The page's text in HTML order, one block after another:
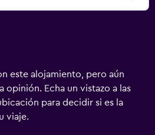
este alojamiento, pero aún
opinión. Echa un vistazo a las
para decidir si es la
viaje.